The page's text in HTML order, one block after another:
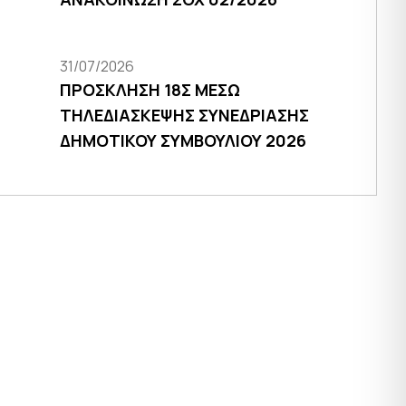
31/07/2026
ΠΡΟΣΚΛΗΣΗ 18Σ ΜΕΣΩ
ΤΗΛΕΔΙΑΣΚΕΨΗΣ ΣΥΝΕΔΡΙΑΣΗΣ
ΔΗΜΟΤΙΚΟΥ ΣΥΜΒΟΥΛΙΟΥ 2026